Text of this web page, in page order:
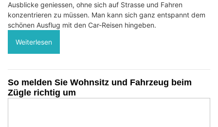
Ausblicke geniessen, ohne sich auf Strasse und Fahren
konzentrieren zu müssen. Man kann sich ganz entspannt dem
schönen Ausflug mit den Car-Reisen hingeben.
Weiterlesen
So melden Sie Wohnsitz und Fahrzeug beim
Zügle richtig um